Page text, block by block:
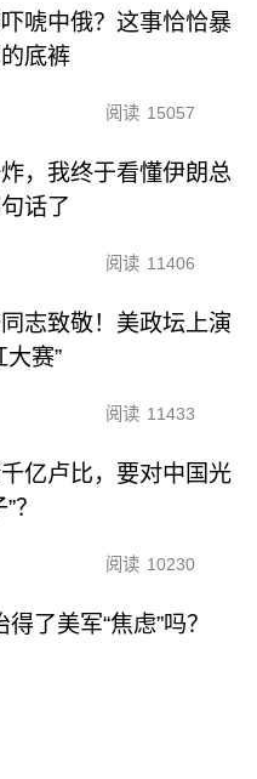
唬中俄？这事恰恰暴
底裤
阅读 15057
，我终于看懂伊朗总
话了
阅读 11406
志致敬！美政坛上演
大赛”
阅读 11433
亿卢比，要对中国光
？
阅读 10230
了美军“焦虑”吗？